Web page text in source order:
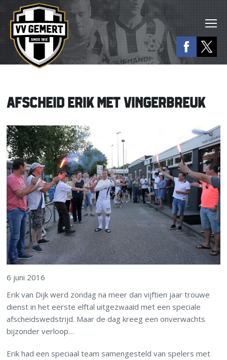
AFSCHEID ERIK MET VINGERBREUK
6 juni 2016
Erik van Dijk werd zondag na meer dan vijftien jaar trouwe
dienst in het eerste elftal uitgezwaaid met een speciale
afscheidswedstrijd. Maar de dag kreeg een onverwachts
bijzonder verloop…
Erik had een speciaal team samengesteld van spelers met